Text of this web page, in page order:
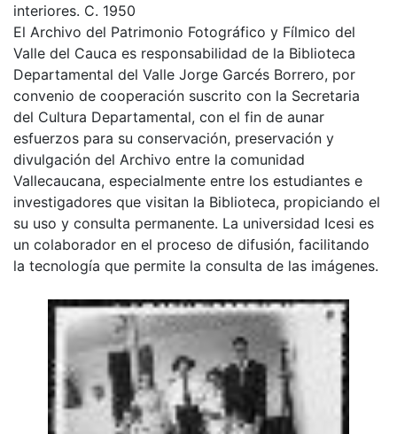
interiores. C. 1950
El Archivo del Patrimonio Fotográfico y Fílmico del
Valle del Cauca es responsabilidad de la Biblioteca
Departamental del Valle Jorge Garcés Borrero, por
convenio de cooperación suscrito con la Secretaria
del Cultura Departamental, con el fin de aunar
esfuerzos para su conservación, preservación y
divulgación del Archivo entre la comunidad
Vallecaucana, especialmente entre los estudiantes e
investigadores que visitan la Biblioteca, propiciando el
su uso y consulta permanente. La universidad Icesi es
un colaborador en el proceso de difusión, facilitando
la tecnología que permite la consulta de las imágenes.